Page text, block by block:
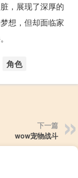
，展现了深厚的
想，但却面临家
角色
下一篇
wow宠物战斗